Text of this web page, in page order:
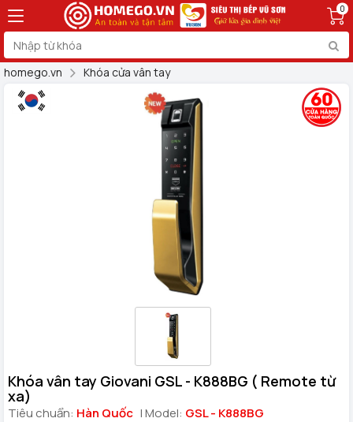
0
homego.vn Khóa cửa vân tay
Khóa vân tay Giovani GSL - K888BG ( Remote từ
xa)
Tiêu chuẩn: Hàn Quốc | Model: GSL - K888BG